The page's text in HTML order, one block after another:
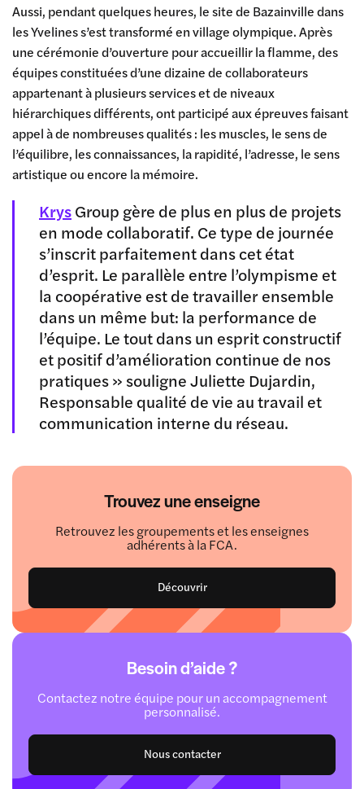
Trouvez une enseigne
Retrouvez les groupements et les enseignes
adhérents à la FCA.
Découvrir
Besoin d’aide ?
Contactez notre équipe pour un accompagnement
personnalisé.
Nous contacter
Aussi, pendant quelques heures, le site de Bazainville dans
les Yvelines s’est transformé en village olympique. Après
une cérémonie d’ouverture pour accueillir la flamme, des
équipes constituées d’une dizaine de collaborateurs
appartenant à plusieurs services et de niveaux
hiérarchiques différents, ont participé aux épreuves faisant
appel à de nombreuses qualités : les muscles, le sens de
l’équilibre, les connaissances, la rapidité, l’adresse, le sens
artistique ou encore la mémoire.
KrysGroup gère de plus en plus de projets
en mode collaboratif. Ce type de journée
s’inscrit parfaitement dans cet état
d’esprit. Le parallèle entre l’olympisme et
la coopérative est de travailler ensemble
dans un même but: la performance de
l’équipe. Le tout dans un esprit constructif
et positif d’amélioration continue de nos
pratiques » souligne Juliette Dujardin,
Responsable qualité de vie au travail et
communication interne du réseau.